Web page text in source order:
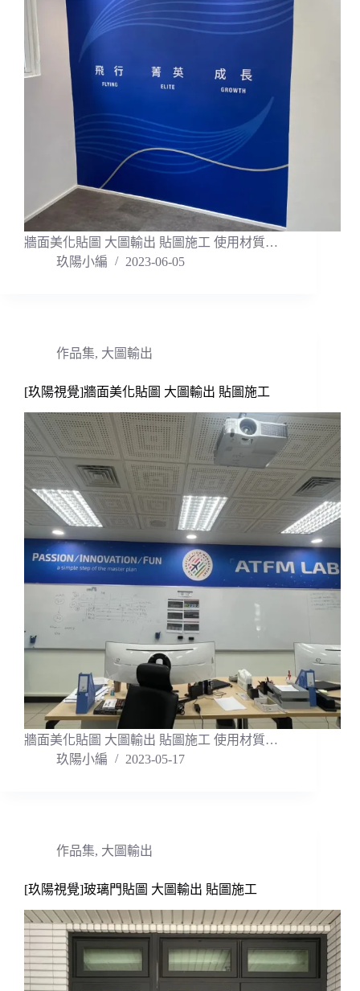
牆面美化貼圖 大圖輸出 貼圖施工 使用材質…
玖陽小編
2023-06-05
作品集, 大圖輸出
[玖陽視覺]牆面美化貼圖 大圖輸出 貼圖施工
牆面美化貼圖 大圖輸出 貼圖施工 使用材質…
玖陽小編
2023-05-17
作品集, 大圖輸出
[玖陽視覺]玻璃門貼圖 大圖輸出 貼圖施工